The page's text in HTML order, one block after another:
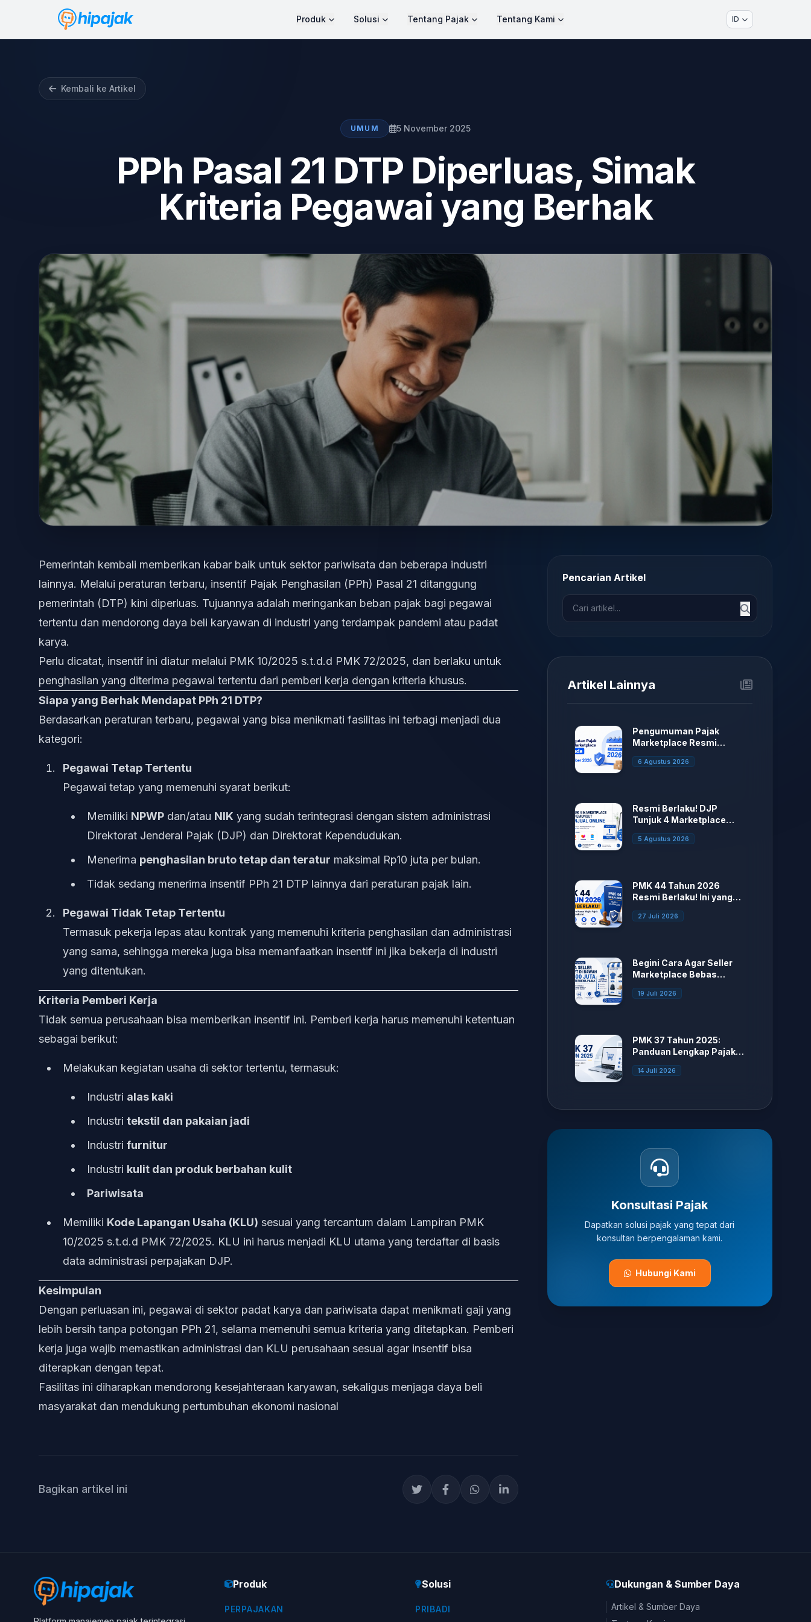
Produk Solusi Tentang Pajak Tentang Kami ID
Kembali ke Artikel
UMUM 5 November 2025
PPh Pasal 21 DTP Diperluas, Simak
Kriteria Pegawai yang Berhak
Pemerintah kembali memberikan kabar baik untuk sektor pariwisata dan beberapa industri
lainnya. Melalui peraturan terbaru, insentif Pajak Penghasilan (PPh) Pasal 21 ditanggung
pemerintah (DTP) kini diperluas. Tujuannya adalah meringankan beban pajak bagi pegawai
tertentu dan mendorong daya beli karyawan di industri yang terdampak pandemi atau padat
karya.
Perlu dicatat, insentif ini diatur melalui PMK 10/2025 s.t.d.d PMK 72/2025, dan berlaku untuk
penghasilan yang diterima pegawai tertentu dari pemberi kerja dengan kriteria khusus.
Siapa yang Berhak Mendapat PPh 21 DTP?
Berdasarkan peraturan terbaru, pegawai yang bisa menikmati fasilitas ini terbagi menjadi dua
kategori:
Pegawai Tetap Tertentu
Pegawai tetap yang memenuhi syarat berikut:
Memiliki NPWP dan/atau NIK yang sudah terintegrasi dengan sistem administrasi
Direktorat Jenderal Pajak (DJP) dan Direktorat Kependudukan.
Menerima penghasilan bruto tetap dan teratur maksimal Rp10 juta per bulan.
Tidak sedang menerima insentif PPh 21 DTP lainnya dari peraturan pajak lain.
Pegawai Tidak Tetap Tertentu
Termasuk pekerja lepas atau kontrak yang memenuhi kriteria penghasilan dan administrasi
yang sama, sehingga mereka juga bisa memanfaatkan insentif ini jika bekerja di industri
yang ditentukan.
Kriteria Pemberi Kerja
Tidak semua perusahaan bisa memberikan insentif ini. Pemberi kerja harus memenuhi ketentuan
sebagai berikut:
Melakukan kegiatan usaha di sektor tertentu, termasuk:
Industri alas kaki
Industri tekstil dan pakaian jadi
Industri furnitur
Industri kulit dan produk berbahan kulit
Pariwisata
Memiliki Kode Lapangan Usaha (KLU) sesuai yang tercantum dalam Lampiran PMK
10/2025 s.t.d.d PMK 72/2025. KLU ini harus menjadi KLU utama yang terdaftar di basis
data administrasi perpajakan DJP.
Kesimpulan
Dengan perluasan ini, pegawai di sektor padat karya dan pariwisata dapat menikmati gaji yang
lebih bersih tanpa potongan PPh 21, selama memenuhi semua kriteria yang ditetapkan. Pemberi
kerja juga wajib memastikan administrasi dan KLU perusahaan sesuai agar insentif bisa
diterapkan dengan tepat.
Fasilitas ini diharapkan mendorong kesejahteraan karyawan, sekaligus menjaga daya beli
masyarakat dan mendukung pertumbuhan ekonomi nasional
Bagikan artikel ini
Pencarian Artikel
Artikel Lainnya
Pengumuman Pajak
Marketplace Resmi
Ditunda.
6 Agustus 2026
Resmi Berlaku! DJP
Tunjuk 4 Marketplace
sebagai Pemungut PPh
Penjual Online
5 Agustus 2026
PMK 44 Tahun 2026
Resmi Berlaku! Ini yang
Berubah
27 Juli 2026
Begini Cara Agar Seller
Marketplace Bebas
Potong Pajak
19 Juli 2026
PMK 37 Tahun 2025:
Panduan Lengkap Pajak
E-Commerce bagi Seller
Marketplace
14 Juli 2026
Konsultasi Pajak
Dapatkan solusi pajak yang tepat dari
konsultan berpengalaman kami.
Hubungi Kami
Produk
PERPAJAKAN
Solusi
PRIBADI
Dukungan & Sumber Daya
Artikel & Sumber Daya